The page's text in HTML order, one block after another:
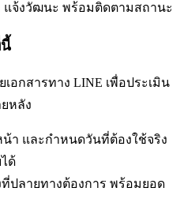
แจ้งวัฒนะ พร้อมติดตามสถานะ
อกสารทาง LINE เพื่อประเมิน
หลัง
า และกำหนดวันที่ต้องใช้จริง
ด้
ปลายทางต้องการ พร้อมยอด